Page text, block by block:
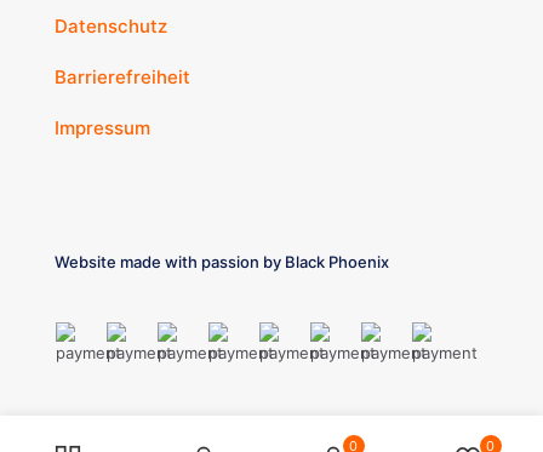
Datenschutz
Barrierefreiheit
Impressum
Website made with passion by Black Phoenix
0 0